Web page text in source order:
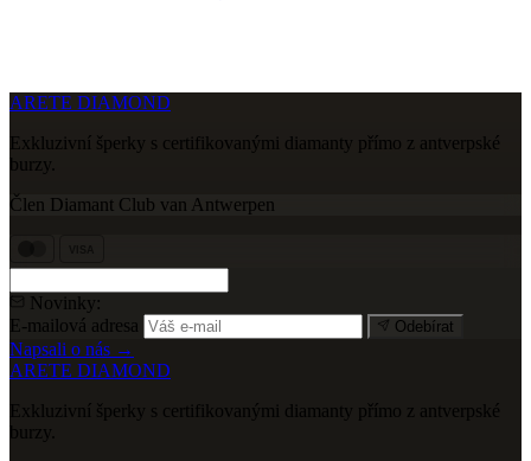
ARETE DIAMOND
Exkluzivní šperky s certifikovanými diamanty přímo z antverpské
burzy.
Člen Diamant Club van Antwerpen
Novinky:
E-mailová adresa
Odebírat
Napsali o nás →
ARETE DIAMOND
Exkluzivní šperky s certifikovanými diamanty přímo z antverpské
burzy.